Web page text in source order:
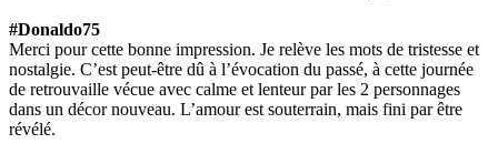
#Donaldo75
Merci pour cette bonne impression. Je relève les mots de tristesse et
nostalgie. C’est peut-être dû à l’évocation du passé, à cette journée
de retrouvaille vécue avec calme et lenteur par les 2 personnages
dans un décor nouveau. L’amour est souterrain, mais fini par être
révélé.